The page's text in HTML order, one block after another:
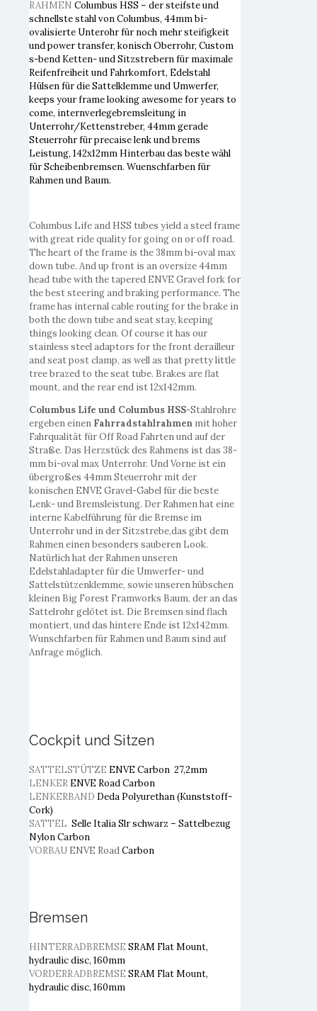
RAHMEN Columbus HSS – der steifste und
schnellste stahl von Columbus, 44mm bi-
ovalisierte Unterohr für noch mehr steifigkeit
und power transfer, konisch Oberrohr, Custom
s-bend Ketten- und Sitzstrebern für maximale
Reifenfreiheit und Fahrkomfort, Edelstahl
Hülsen für die Sattelklemme und Umwerfer,
keeps your frame looking awesome for years to
come, internverlegebremsleitung in
Unterrohr/Kettenstreber, 44mm gerade
Steuerrohr für precaise lenk und brems
Leistung, 142x12mm Hinterbau das beste wähl
für Scheibenbremsen. Wuenschfarben für
Rahmen und Baum.
Columbus Life and HSS tubes yield a steel frame
with great ride quality for going on or off road.
The heart of the frame is the 38mm bi-oval max
down tube. And up front is an oversize 44mm
head tube with the tapered ENVE Gravel fork for
the best steering and braking performance. The
frame has internal cable routing for the brake in
both the down tube and seat stay, keeping
things looking clean. Of course it has our
stainless steel adaptors for the front derailleur
and seat post clamp, as well as that pretty little
tree brazed to the seat tube. Brakes are flat
mount, and the rear end ist 12x142mm.
Columbus Life und Columbus HSS-Stahlrohre
ergeben einen Fahrradstahlrahmen mit hoher
Fahrqualität für Off Road Fahrten und auf der
Straße. Das Herzstück des Rahmens ist das 38-
mm bi-oval max Unterrohr. Und Vorne ist ein
übergroßes 44mm Steuerrohr mit der
konischen ENVE Gravel-Gabel für die beste
Lenk- und Bremsleistung. Der Rahmen hat eine
interne Kabelführung für die Bremse im
Unterrohr und in der Sitzstrebe,das gibt dem
Rahmen einen besonders sauberen Look.
Natürlich hat der Rahmen unseren
Edelstahladapter für die Umwerfer- und
Sattelstützenklemme, sowie unseren hübschen
kleinen Big Forest Framworks Baum, der an das
Sattelrohr gelötet ist. Die Bremsen sind flach
montiert, und das hintere Ende ist 12x142mm.
Wunschfarben für Rahmen und Baum sind auf
Anfrage möglich.
Cockpit und Sitzen
SATTELSTÜTZE ENVE Carbon 27,2mm
LENKER ENVE Road Carbon
LENKERBAND Deda Polyurethan (Kunststoff-
Cork)
SATTEL Selle Italia Slr schwarz – Sattelbezug
Nylon Carbon
VORBAU ENVE RoadCarbon
Bremsen
HINTERRADBREMSE SRAM Flat Mount,
hydraulic disc, 160mm
VORDERRADBREMSE SRAM Flat Mount,
hydraulic disc, 160mm